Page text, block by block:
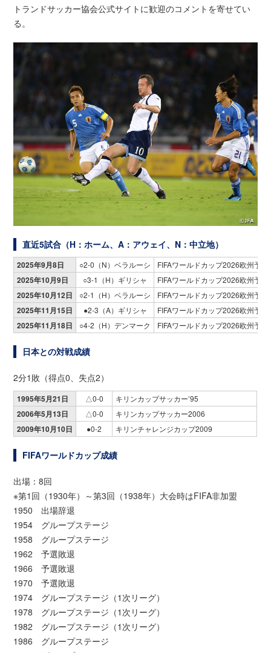
トランドサッカー協会公式サイトに歓迎のコメントを寄せてい
る。
直近5試合（H：ホーム、A：アウェイ、N：中立地）
2025年9月8日 ○2-0（N）ベラルーシ FIFAワールドカップ2026欧州予選
2025年10月9日 ○3-1（H）ギリシャ FIFAワールドカップ2026欧州予選
2025年10月12日 ○2-1（H）ベラルーシ FIFAワールドカップ2026欧州予選
2025年11月15日 ●2-3（A）ギリシャ FIFAワールドカップ2026欧州予選
2025年11月18日 ○4-2（H）デンマーク FIFAワールドカップ2026欧州予選
日本との対戦成績
2分1敗（得点0、失点2）
1995年5月21日 △0-0 キリンカップサッカー’95
2006年5月13日 △0-0 キリンカップサッカー2006
2009年10月10日 ●0-2 キリンチャレンジカップ2009
FIFAワールドカップ成績
出場：8回
※第1回（1930年）～第3回（1938年）大会時はFIFA非加盟
1950 出場辞退
1954 グループステージ
1958 グループステージ
1962 予選敗退
1966 予選敗退
1970 予選敗退
1974 グループステージ（1次リーグ）
1978 グループステージ（1次リーグ）
1982 グループステージ（1次リーグ）
1986 グループステージ